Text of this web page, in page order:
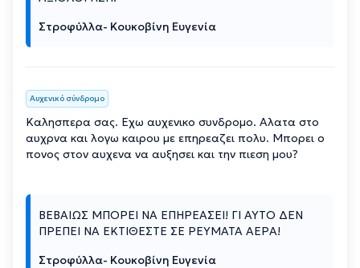
Στροφύλλα- Κουκοβίνη Ευγενία
Αυχενικό σύνδρομο
Καλησπερα σας. Εχω αυχενικο συνδρομο. Αλατα στο
αυχρνα και λογω καιρου με επηρεαζει πολυ. Μπορει ο
πονος στον αυχενα να αυξησει και την πιεση μου?
ΒΕΒΑΙΩΣ ΜΠΟΡΕΙ ΝΑ ΕΠΗΡΕΑΣΕΙ! ΓΙ ΑΥΤΟ ΔΕΝ
ΠΡΕΠΕΙ ΝΑ ΕΚΤΙΘΕΣΤΕ ΣΕ ΡΕΥΜΑΤΑ ΑΕΡΑ!
Στροφύλλα- Κουκοβίνη Ευγενία